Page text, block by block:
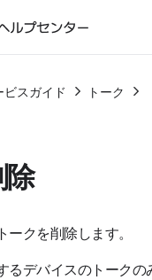
ビスガイド
トーク
除
ークを削除します。
デバイスのトークの